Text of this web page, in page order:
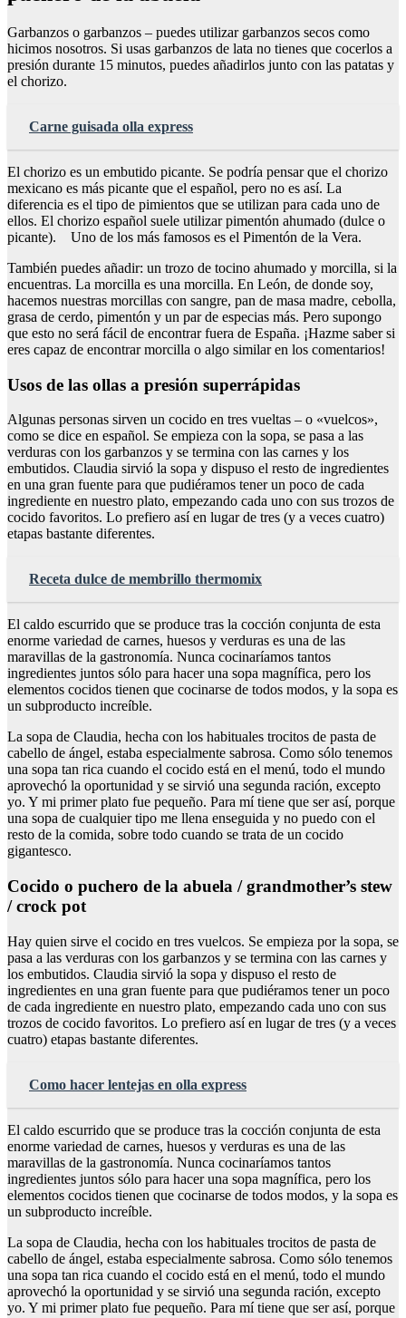
Garbanzos o garbanzos – puedes utilizar garbanzos secos como
hicimos nosotros. Si usas garbanzos de lata no tienes que cocerlos a
presión durante 15 minutos, puedes añadirlos junto con las patatas y
el chorizo.
Carne guisada olla express
El chorizo es un embutido picante. Se podría pensar que el chorizo
mexicano es más picante que el español, pero no es así. La
diferencia es el tipo de pimientos que se utilizan para cada uno de
ellos. El chorizo español suele utilizar pimentón ahumado (dulce o
picante). Uno de los más famosos es el Pimentón de la Vera.
También puedes añadir: un trozo de tocino ahumado y morcilla, si la
encuentras. La morcilla es una morcilla. En León, de donde soy,
hacemos nuestras morcillas con sangre, pan de masa madre, cebolla,
grasa de cerdo, pimentón y un par de especias más. Pero supongo
que esto no será fácil de encontrar fuera de España. ¡Hazme saber si
eres capaz de encontrar morcilla o algo similar en los comentarios!
Usos de las ollas a presión superrápidas
Algunas personas sirven un cocido en tres vueltas – o «vuelcos»,
como se dice en español. Se empieza con la sopa, se pasa a las
verduras con los garbanzos y se termina con las carnes y los
embutidos. Claudia sirvió la sopa y dispuso el resto de ingredientes
en una gran fuente para que pudiéramos tener un poco de cada
ingrediente en nuestro plato, empezando cada uno con sus trozos de
cocido favoritos. Lo prefiero así en lugar de tres (y a veces cuatro)
etapas bastante diferentes.
Receta dulce de membrillo thermomix
El caldo escurrido que se produce tras la cocción conjunta de esta
enorme variedad de carnes, huesos y verduras es una de las
maravillas de la gastronomía. Nunca cocinaríamos tantos
ingredientes juntos sólo para hacer una sopa magnífica, pero los
elementos cocidos tienen que cocinarse de todos modos, y la sopa es
un subproducto increíble.
La sopa de Claudia, hecha con los habituales trocitos de pasta de
cabello de ángel, estaba especialmente sabrosa. Como sólo tenemos
una sopa tan rica cuando el cocido está en el menú, todo el mundo
aprovechó la oportunidad y se sirvió una segunda ración, excepto
yo. Y mi primer plato fue pequeño. Para mí tiene que ser así, porque
una sopa de cualquier tipo me llena enseguida y no puedo con el
resto de la comida, sobre todo cuando se trata de un cocido
gigantesco.
Cocido o puchero de la abuela / grandmother’s stew
/ crock pot
Hay quien sirve el cocido en tres vuelcos. Se empieza por la sopa, se
pasa a las verduras con los garbanzos y se termina con las carnes y
los embutidos. Claudia sirvió la sopa y dispuso el resto de
ingredientes en una gran fuente para que pudiéramos tener un poco
de cada ingrediente en nuestro plato, empezando cada uno con sus
trozos de cocido favoritos. Lo prefiero así en lugar de tres (y a veces
cuatro) etapas bastante diferentes.
Como hacer lentejas en olla express
El caldo escurrido que se produce tras la cocción conjunta de esta
enorme variedad de carnes, huesos y verduras es una de las
maravillas de la gastronomía. Nunca cocinaríamos tantos
ingredientes juntos sólo para hacer una sopa magnífica, pero los
elementos cocidos tienen que cocinarse de todos modos, y la sopa es
un subproducto increíble.
La sopa de Claudia, hecha con los habituales trocitos de pasta de
cabello de ángel, estaba especialmente sabrosa. Como sólo tenemos
una sopa tan rica cuando el cocido está en el menú, todo el mundo
aprovechó la oportunidad y se sirvió una segunda ración, excepto
yo. Y mi primer plato fue pequeño. Para mí tiene que ser así, porque